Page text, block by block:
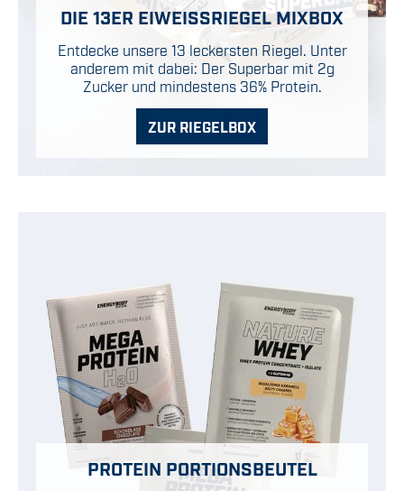
DIE 13ER EIWEISSRIEGEL MIXBOX
Entdecke unsere 13 leckersten Riegel. Unter
anderem mit dabei: Der Superbar mit 2g
Zucker und mindestens 36% Protein.
ZUR RIEGELBOX
PROTEIN PORTIONSBEUTEL